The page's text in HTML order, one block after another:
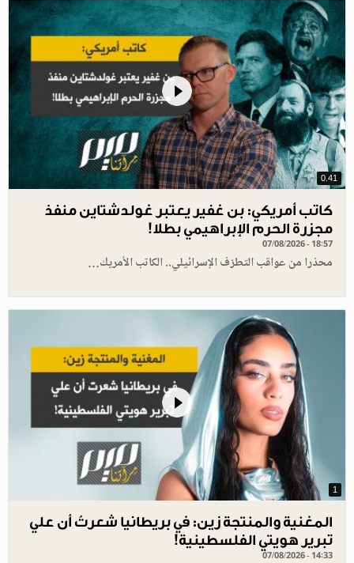
0.41
كاتب أمريكي: بن غفير يعتبر غولدشتاين منفذ
مجزرة الحرم الإبراهيمي بطلا!
07/08/2026 - 18:57
محذرا من عواقب التطرّف الإسرائيلي.. الكاتب الأمريك…
1
المغنية والمنتجة زين: في بريطانيا شعرتُ أن علي
تبرير هويتي الفلسطينية!
07/08/2026 - 14:33